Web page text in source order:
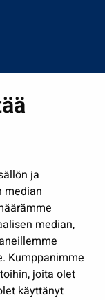
ja
median
median,
Kumppanimme
joita olet
käyttänyt